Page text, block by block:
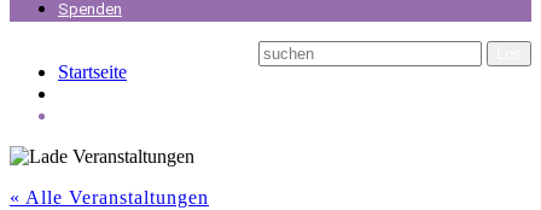
Spenden
Startseite
« Alle Veranstaltungen